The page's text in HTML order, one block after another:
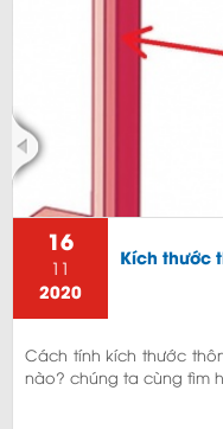
16
2020
Kích thước
Cách tính kích thước
nào? chúng ta cùng tìm